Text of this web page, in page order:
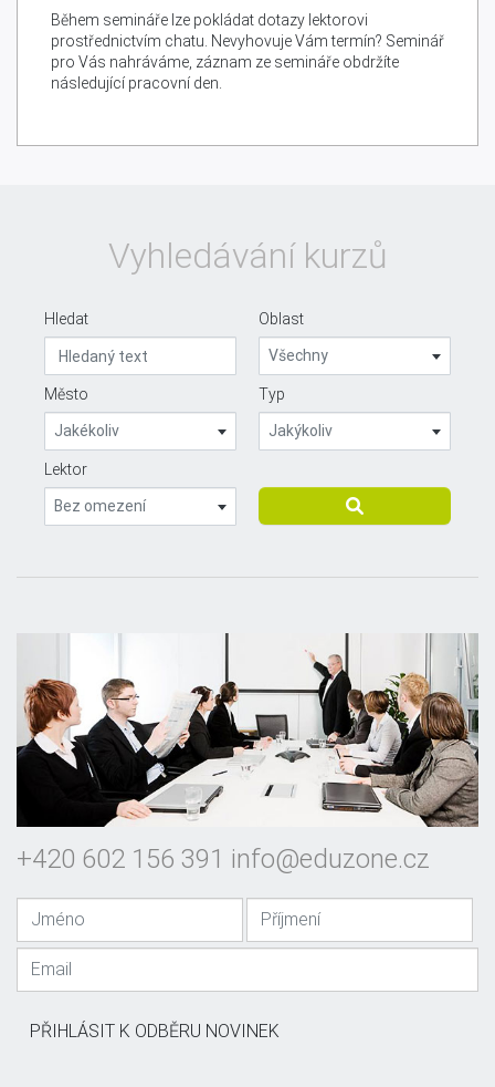
Během semináře lze pokládat dotazy lektorovi
prostřednictvím chatu. Nevyhovuje Vám termín? Seminář
pro Vás nahráváme, záznam ze semináře obdržíte
následující pracovní den.
Vyhledávání kurzů
Hledat Oblast
Všechny
Město
Jakékoliv
Typ
Jakýkoliv
Lektor
Bez omezení
+420 602 156 391 info@eduzone.cz
PŘIHLÁSIT K ODBĚRU NOVINEK